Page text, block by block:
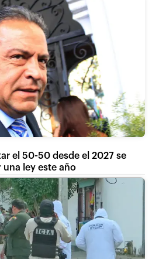
el 50-50 desde el 2027 se
una ley este año